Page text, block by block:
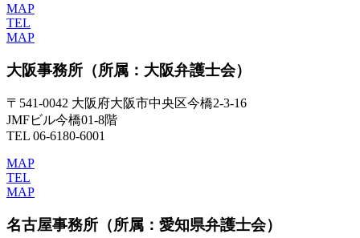
MAP
TEL
MAP
大阪事務所 （所属：大阪弁護士会）
〒541-0042 大阪府大阪市中央区今橋2-3-16
JMFビル今橋01-8階
TEL 06-6180-6001
MAP
TEL
MAP
名古屋事務所 （所属：愛知県弁護士会）